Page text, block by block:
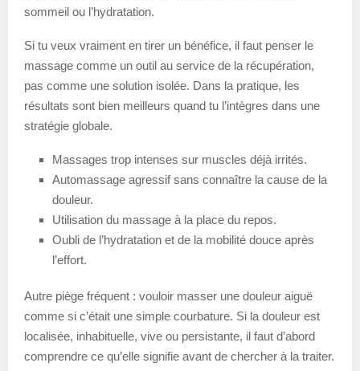
sommeil ou l’hydratation.
Si tu veux vraiment en tirer un bénéfice, il faut penser le
massage comme un outil au service de la récupération,
pas comme une solution isolée. Dans la pratique, les
résultats sont bien meilleurs quand tu l’intègres dans une
stratégie globale.
Massages trop intenses sur muscles déjà irrités.
Automassage agressif sans connaître la cause de la
douleur.
Utilisation du massage à la place du repos.
Oubli de l’hydratation et de la mobilité douce après
l’effort.
Autre piège fréquent : vouloir masser une douleur aiguë
comme si c’était une simple courbature. Si la douleur est
localisée, inhabituelle, vive ou persistante, il faut d’abord
comprendre ce qu’elle signifie avant de chercher à la traiter.